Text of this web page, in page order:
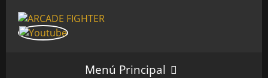
Menú Principal